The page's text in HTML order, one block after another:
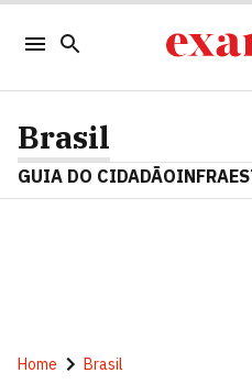
Brasil
GUIA DO CIDADÃO
Home Brasil